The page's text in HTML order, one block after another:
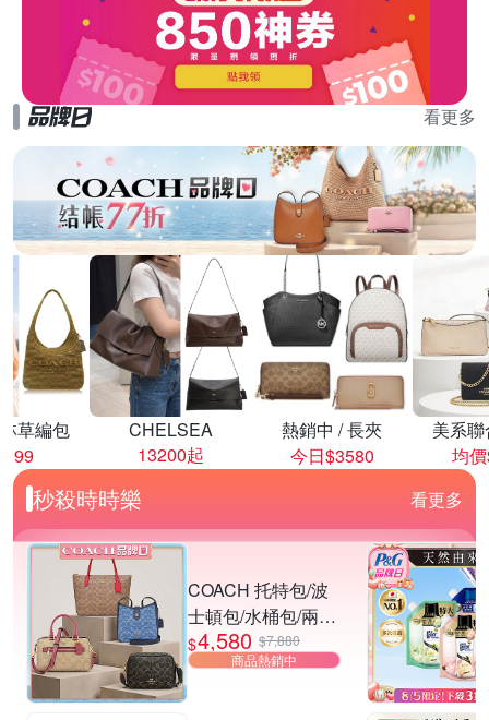
看更多
草編包
CHELSEA
13200起
熱銷中 / 長夾
今日$3580
美系
均
秒殺時時樂 看更多
COACH 托特包/波
士頓包/水桶包/兩用
包 均一價
$4,580 $7,880
商品熱銷中